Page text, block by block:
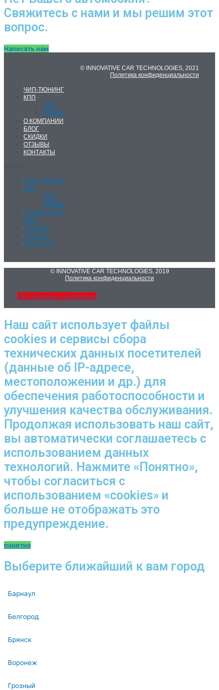
Свяжитесь с нами и мы решим этот
вопрос.
Написать нам
© INNOVATIVE CAR TECHNOLOGIES, 2021
Политика конфиденциальности
ЧИП-ТЮНИНГ
КПП
DSG
ZF 8HP
О КОМПАНИИ
БЛОГ
СКИДКИ
ОТЗЫВЫ
КОНТАКТЫ
ЧИП-ТЮНИНГ
КПП
DSG
ZF 8HP
О КОМПАНИИ
БЛОГ
СКИДКИ
ОТЗЫВЫ
КОНТАКТЫ
© INNOVATIVE CAR TECHNOLOGIES, 2019
Политика конфиденциальности
Vk Facebook-f Instagram
Наш сайт использует файлы
cookies и сервисы сбора
технических данных посетителей
(данные об IP-адресе,
местоположении и др.) для
обеспечения работоспособности и
улучшения качества обслуживания.
Продолжая использовать наш сайт,
вы автоматически соглашаетесь с
использованием данных
технологий. Нажмите «Понятно»,
чтобы согласиться с
использованием «cookies» и
больше не отображать это
предупреждение.
понятно
Выберите ближайший к вам город
Барнаул
Белгород
Брянск
Воронеж
Грозный